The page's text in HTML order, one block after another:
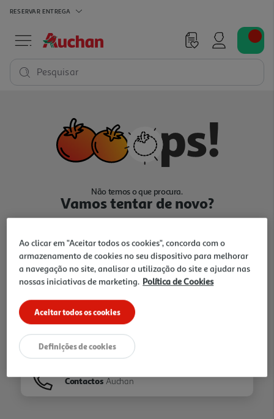
RESERVAR ENTREGA
Pesquisar
Não temos o que procura.
Vamos tentar de novo?
Ir para Homepage
Folhetos
Contactos Auchan
Ao clicar em "Aceitar todos os cookies", concorda com o
armazenamento de cookies no seu dispositivo para melhorar
a navegação no site, analisar a utilização do site e ajudar nas
nossas iniciativas de marketing. Política de Cookies
Aceitar todos os cookies
Definições de cookies